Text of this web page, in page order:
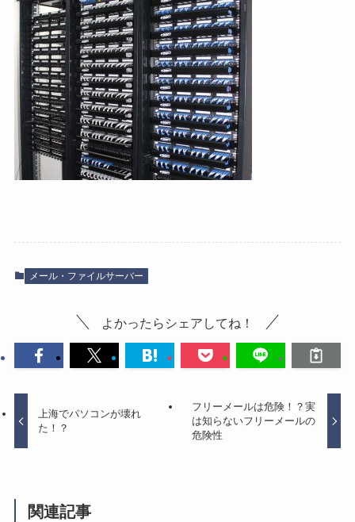
メール・ファイルサーバー
よかったらシェアしてね！
上海でパソコンが壊れ
た！？
フリーメールは危険！？実
は知らないフリーメールの
危険性
関連記事